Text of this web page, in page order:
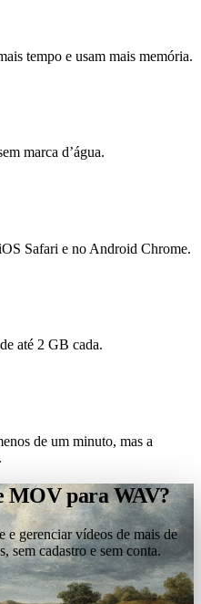
tempo e usam mais memória.
marca d’água.
Safari e no Android Chrome.
até 2 GB cada.
de um minuto, mas a
MOV para WAV?
gerenciar vídeos de mais de
sem cadastro e sem conta.